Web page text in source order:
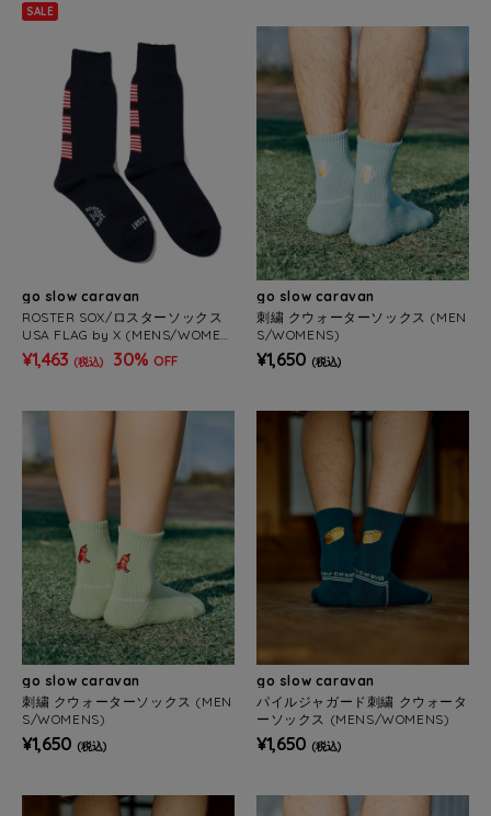
SALE
go slow caravan
ROSTER SOX/ロスターソックス
USA FLAG by X (MENS/WOMEN
S)
¥1,463 (税込) 30% OFF
go slow caravan
刺繍 クウォーターソックス (MEN
S/WOMENS)
¥1,650 (税込)
go slow caravan
刺繍 クウォーターソックス (MEN
S/WOMENS)
¥1,650 (税込)
go slow caravan
パイルジャガード刺繍 クウォータ
ーソックス (MENS/WOMENS)
¥1,650 (税込)